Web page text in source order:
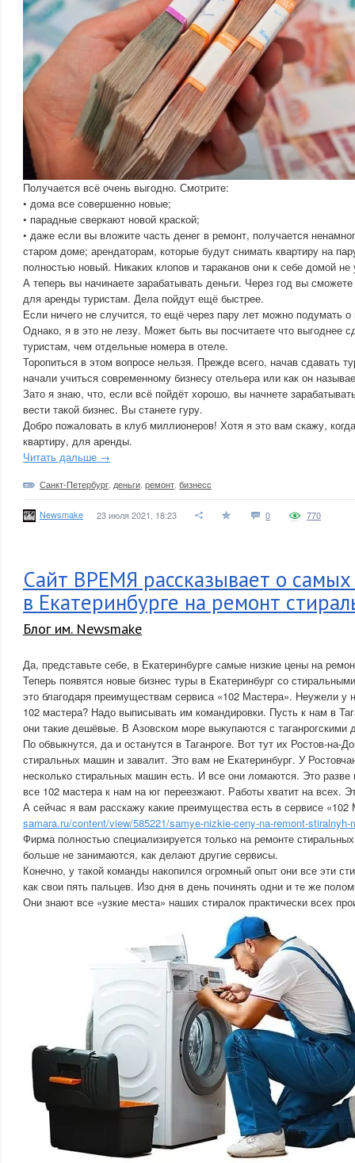
Получается всё очень выгодно. Смотрите:
• дома все совершенно новые;
• парадные сверкают новой краской;
• даже если вы вложите часть денег в ремонт, получается
старом доме; арендаторам, которые будут снимать квартиру на
полностью новый. Никаких клопов и тараканов они к себе домой не
А теперь вы начинаете зарабатывать деньги. Через год вы
для аренды туристам. Дела пойдут ещё быстрее.
Если ничего не случится, то ещё через пару лет можно подумать о
Однако, я в это не лезу. Может быть вы посчитаете что выгоднее
туристам, чем отдельные номера в отеле.
Торопиться в этом вопросе нельзя. Прежде всего, начав сдавать
начали учиться современному бизнесу отельера или как он
Зато я знаю, что, если всё пойдёт хорошо, вы начнете
вести такой бизнес. Вы станете гуру.
Добро пожаловать в клуб миллионеров! Хотя я это вам скажу,
квартиру, для аренды.
Читать дальше →
Санкт-Петербург деньги ремонт бизнесс
Newsmake 23 июля 2021, 18:23 0 770
Сайт ВРЕМЯ рассказывает о
в Екатеринбурге на ремонт
Блог им. Newsmake
Да, представьте себе, в Екатеринбурге самые низкие цены на
Теперь появятся новые бизнес туры в Екатеринбург со
это благодаря преимуществам сервиса «102 Мастера». Неужели у
102 мастера? Надо выписывать им командировки. Пусть к нам в
они такие дешёвые. В Азовском море выкупаются с таганрогскими
По обвыкнутся, да и останутся в Таганроге. Вот тут их Ростов-на-
стиральных машин и завалит. Это вам не Екатеринбург. У
несколько стиральных машин есть. И все они ломаются. Это
все 102 мастера к нам на юг переезжают. Работы хватит на всех.
А сейчас я вам расскажу какие преимущества есть в сервисе
samara.ru/content/view/585221/samye-nizkie-ceny-na-remont-stiralnyh-
Фирма полностью специализируется только на ремонте
больше не занимаются, как делают другие сервисы.
Конечно, у такой команды накопился огромный опыт они все эти
как свои пять пальцев. Изо дня в день починять одни и те же
Они знают все «узкие места» наших стиралок практически всех